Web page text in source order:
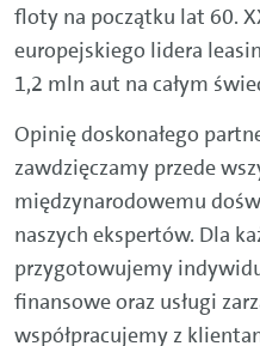
floty na początku lat 60.
europejskiego lidera
1,2 mln aut na całym
Opinię doskonałego
zawdzięczamy przede
międzynarodowemu
naszych ekspertów. Dla
przygotowujemy
finansowe oraz usługi
współpracujemy z